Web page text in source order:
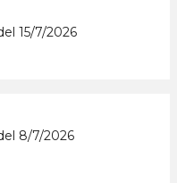
15/7/2026
8/7/2026